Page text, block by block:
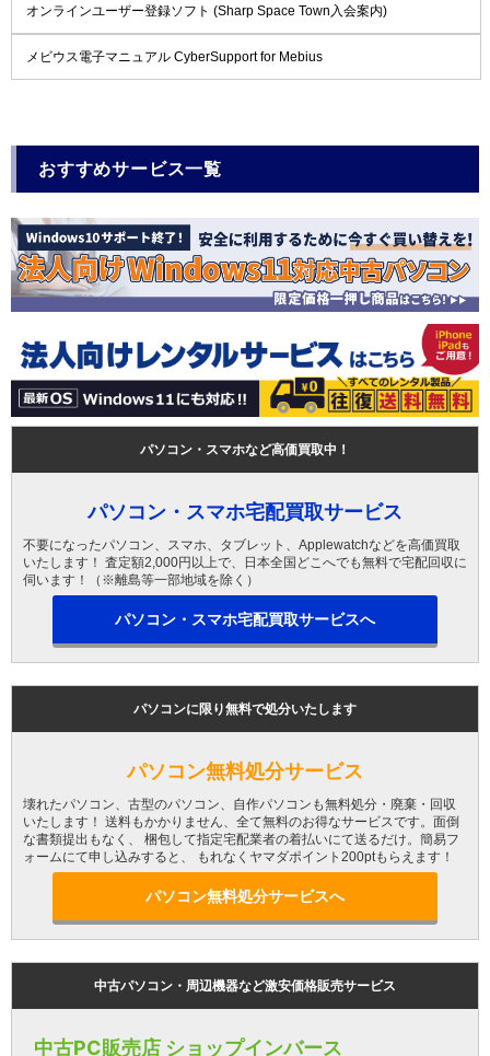
オンラインユーザー登録ソフト (Sharp Space Town入会案内)
メビウス電子マニュアル CyberSupport for Mebius
おすすめサービス一覧
パソコン・スマホなど高価買取中！
パソコン・スマホ宅配買取サービス
不要になったパソコン、スマホ、タブレット、Applewatchなどを高価買取
いたします！ 査定額2,000円以上で、日本全国どこへでも無料で宅配回収に
伺います！（※離島等一部地域を除く）
パソコン・スマホ宅配買取サービスへ
パソコンに限り無料で処分いたします
パソコン無料処分サービス
壊れたパソコン、古型のパソコン、自作パソコンも無料処分・廃棄・回収
いたします！ 送料もかかりません、全て無料のお得なサービスです。面倒
な書類提出もなく、 梱包して指定宅配業者の着払いにて送るだけ。簡易フ
ォームにて申し込みすると、 もれなくヤマダポイント200ptもらえます！
パソコン無料処分サービスへ
中古パソコン・周辺機器など激安価格販売サービス
中古PC販売店 ショップインバース